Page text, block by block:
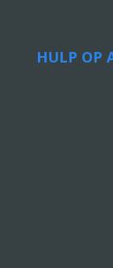
HULP OP